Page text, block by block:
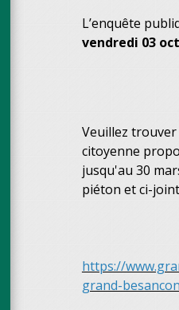
L’enquête
vendredi 03
Veuillez
citoyenne
jusqu'au 30
piéton et ci-
https://
grand-